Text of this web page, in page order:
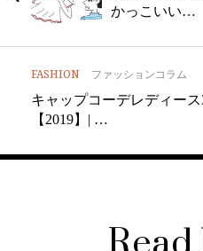
かっこいい…
FASHION ファッションコラム
キャップコーデレディース
【2019】| …